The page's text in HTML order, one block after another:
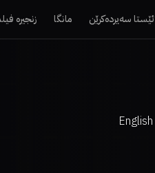
ئێستا سەیردەکرێن مانگا زنجیرە
English